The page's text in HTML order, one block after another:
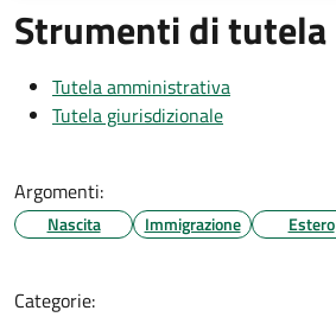
Strumenti di tutela
Tutela amministrativa
Tutela giurisdizionale
Argomenti:
Nascita Immigrazione Estero
Categorie: